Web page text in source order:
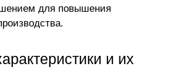
для повышения
и их